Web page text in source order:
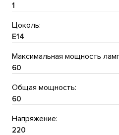
1
Цоколь:
E14
Максимальная мощность
60
Общая мощность:
60
Напряжение:
220